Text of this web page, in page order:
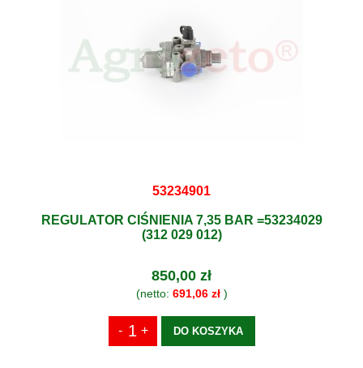
53234901
REGULATOR CIŚNIENIA 7,35 BAR =53234029
(312 029 012)
850,00 zł
(netto: 691,06 zł)
DO KOSZYKA